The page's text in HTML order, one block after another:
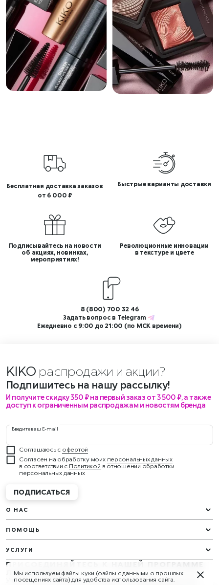
Бесплатная доставка заказов
от 6 000 ₽
Быстрые варианты доставки
Подписывайтесь на новости
об акциях, новинках,
мероприятиях!
Революционные инновации
в текстуре и цвете
8 (800) 700 32 46
Задать вопрос в Telegram
Ежедневно с 9:00 до 21:00 (по МСК времени)
KIKO распродажи и акции?
Подпишитесь на нашу рассылку!
И получите скидку 350 ₽ на первый заказ от 3 500 ₽, а также
доступ к ограниченным распродажам и новостям бренда
Введите ваш E-mail
Соглашаюсь с офертой
Согласен на обработку моих персональных данных
в соответствии с Политикой в отношении обработки
персональных данных
ПОДПИСАТЬСЯ
ПРИСОЕДИНЯЙТЕСЬ К НАШЕЙ ПРОГРАММЕ
ЛОЯЛЬНОСТИ
У вас будут эксклюзивные подарки и награды круглый год!
УСЛУГИ
О НАС
ПОМОЩЬ
Мы используем файлы куки (файлы с данными о прошлых
посещениях сайта) для удобства использования сайта.